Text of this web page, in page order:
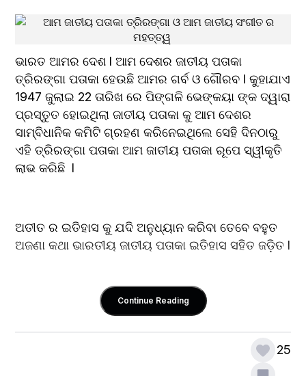
ଭାରତ ଆମର ଦେଶ I ଆମ ଦେଶର ଜାତୀୟ ପତାକା
ତ୍ରିରଙ୍ଗା ପତାକା ହେଉଛି ଆମର ଗର୍ବ ଓ ଗୌରବ l କୁହାଯାଏ
1947 ଜୁଲାଇ 22 ତାରିଖ ରେ ପିଙ୍ଗଳି ଭେଙ୍କୟା ଙ୍କ ଦ୍ୱାରା
ପ୍ରସ୍ତୁତ ହୋଇଥିଲା ଜାତୀୟ ପତାକା କୁ ଆମ ଦେଶର
ସାମ୍ବିଧାନିକ କମିଟି ଗ୍ରହଣ କରିନେଇଥିଲେ ସେହି ଦିନଠାରୁ
ଏହି ତ୍ରିରଙ୍ଗା ପତାକା ଆମ ଜାତୀୟ ପତାକା ରୂପେ ସ୍ୱୀକୃତି
ଲାଭ କରିଛି  l
ଅତୀତ ର ଇତିହାସ କୁ ଯଦି ଅନୁଧ୍ୟାନ କରିବା ତେବେ ବହୁତ
ଅଜଣା କଥା ଭାରତୀୟ ଜାତୀୟ ପତାକା ଇତିହାସ ସହିତ ଜଡ଼ିତ l
Continue Reading
25